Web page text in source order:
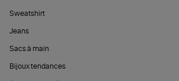
Sweatshirt
Jeans
Sacs à main
Bijoux tendances